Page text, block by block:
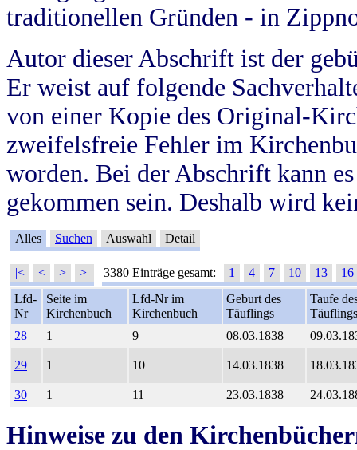
traditionellen Gründen - in
Autor dieser Abschrift ist der
Er weist auf folgende
von einer Kopie des Original-
zweifelsfreie Fehler im
worden. Bei der Abschrift kann
gekommen sein. Deshalb wird
Alles Suchen Auswahl Detail
|< < > >| 3380 Einträge gesamt: 1 4 7 10 13
16
Lfd-
Nr
Seite im
Kirchenbuch
Lfd-Nr im
Kirchenbuch
Geburt des
Täuflings
Taufe
Täuflings
28
1 9 08.03.1838
29 1 10 14.03.1838
30 1 11 23.03.1838
Hinweise zu den